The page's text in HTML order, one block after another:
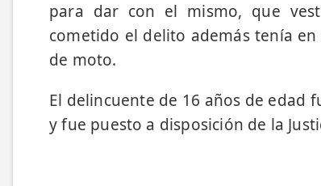
para dar con el mismo, que
cometido el delito además tenía
de moto.
El delincuente de 16 años de edad
y fue puesto a disposición de la